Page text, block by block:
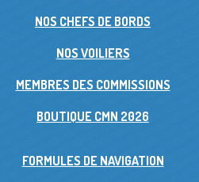
NOS CHEFS DE BORDS
NOS VOILIERS
MEMBRES DES COMMISSIONS
BOUTIQUE CMN 2026
FORMULES DE NAVIGATION